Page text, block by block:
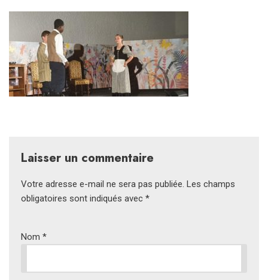
Laisser un commentaire
Votre adresse e-mail ne sera pas publiée. Les champs
obligatoires sont indiqués avec *
Nom *